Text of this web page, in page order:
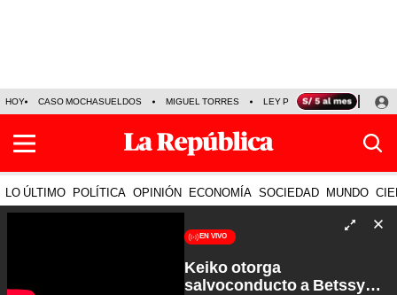
HOY CASO MOCHASUELDOS MIGUEL TORRES LEY PULPÍN PRECIO DEL
LO ÚLTIMO POLÍTICA OPINIÓN ECONOMÍA SOCIEDAD MUNDO
EN VIVO
Keiko otorga
salvoconducto a Betssy